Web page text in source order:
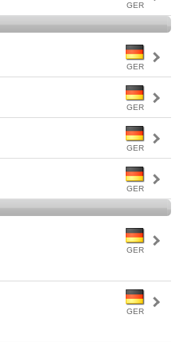
GER
GER
GER
GER
GER
GER
GER